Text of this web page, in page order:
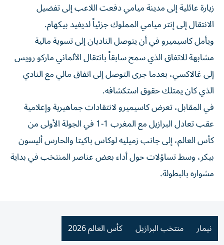
زيارة عائلية إلى مدينة ميامي دفعت اللاعب إلى تفضيل
الانتقال إلى إنتر ميامي المملوك جزئياً لديفيد بيكهام.
ويأمل كاسيميرو في أن يتوصل الناديان إلى تسوية مالية
مشابهة للاتفاق الذي سمح سابقاً بانتقال الألماني ماركو رويس
إلى غالاكسي، بعدما جرى التوصل إلى اتفاق مالي مع النادي
الذي كان يمتلك حقوق استكشافه.
في المقابل، تعرض كاسيميرو لانتقادات جماهيرية وإعلامية
عقب تعادل البرازيل مع المغرب 1-1 في الجولة الأولى من
كأس العالم، إلى جانب زميليه لوكاس باكيتا والحارس أليسون
بيكر، وسط تساؤلات حول أداء بعض عناصر المنتخب في بداية
مشواره بالبطولة.
نيمار منتخب البرازيل كأس العالم 2026